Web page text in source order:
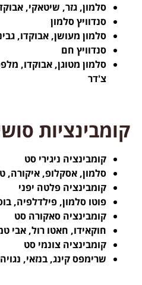
סלמון, גזר, שיטאקי,
סנדוויץ סלמון
סלמון מעושן, אבוקדו,
סנדוויץ חם
סלמון מטוגן, אבוקדו,
צ'דר
קומבינציות
קומבינציה ניגירי סט
סלמון, אסקלופ, איקורה,
קומבינציה פלטה יפני
פוטו סלמון, פילדלפיה,
קומבינציה סאקורה סט
חוקאידו, חאטו רול, אבי
קומבינציה צונמי סט
שרימפס קינג, בנזאי,